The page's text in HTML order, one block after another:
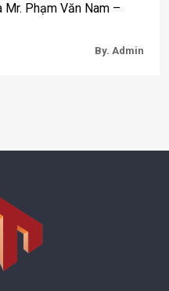
Phạm Văn Nam –
By. Admin